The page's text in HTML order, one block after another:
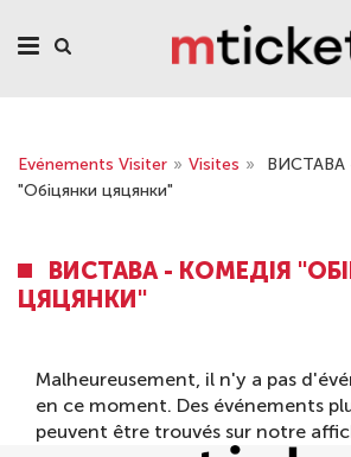
Evénements Visiter » Visites »
ВИСТАВА
"Обіцянки цяцянки"
ВИСТАВА - КОМЕДІЯ
ЦЯЦЯНКИ"
Malheureusement, il n'y a pas
en ce moment. Des événements
peuvent être trouvés sur notre